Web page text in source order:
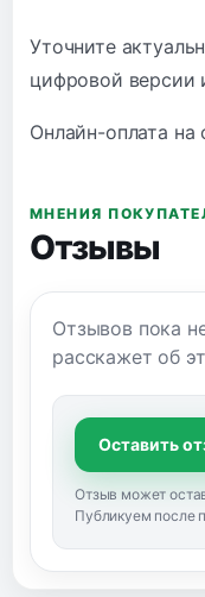
Уточните
цифровой версии
Онлайн-оплата на
МНЕНИЯ
Отзывы
Отзывов пока
расскажет об
Оставить
Отзыв может
Публикуем после